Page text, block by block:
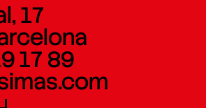
17
17 89